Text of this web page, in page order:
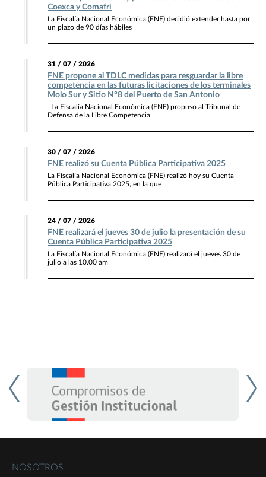
Coexca y Comafri
La Fiscalía Nacional Económica (FNE) decidió extender hasta por
un plazo de 90 días hábiles
31 / 07 / 2026
FNE propone al TDLC medidas para resguardar la libre
competencia en las futuras licitaciones de los terminales
Molo Sur y Sitio N°8 del Puerto de San Antonio
La Fiscalía Nacional Económica (FNE) propuso al Tribunal de
Defensa de la Libre Competencia
30 / 07 / 2026
FNE realizó su Cuenta Pública Participativa 2025
La Fiscalía Nacional Económica (FNE) realizó hoy su Cuenta
Pública Participativa 2025, en la que
24 / 07 / 2026
FNE realizará el jueves 30 de julio la presentación de su
Cuenta Pública Participativa 2025
La Fiscalía Nacional Económica (FNE) realizará el jueves 30 de
julio a las 10.00 am
NOSOTROS